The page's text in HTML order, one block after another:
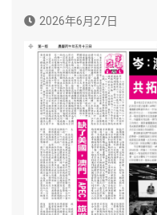
2026年6月27日